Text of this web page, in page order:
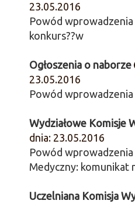
23.05.2016
Powód wprowadzenia
konkurs??w
Ogłoszenia o naborze
23.05.2016
Powód
Wydziałowe Komisje
dnia: 23.05.2016
Powód wprowadzenia
Medyczny: komunikat
Uczelniana Komisja